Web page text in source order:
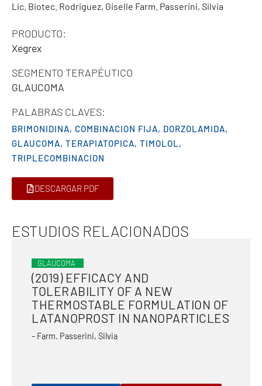
Lic. Biotec. Rodriguez, Giselle Farm. Passerini, Silvia
PRODUCTO:
Xegrex
SEGMENTO TERAPÉUTICO
GLAUCOMA
PALABRAS CLAVES:
BRIMONIDINA, COMBINACION FIJA, DORZOLAMIDA,
GLAUCOMA, TERAPIATOPICA, TIMOLOL,
TRIPLECOMBINACION
DESCARGAR PDF
ESTUDIOS RELACIONADOS
GLAUCOMA
(2019) EFFICACY AND
TOLERABILITY OF A NEW
THERMOSTABLE FORMULATION OF
LATANOPROST IN NANOPARTICLES
– Farm. Passerini, Silvia